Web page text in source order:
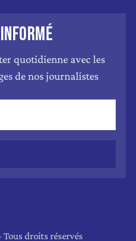
quotidienne avec les
de nos journalistes
droits réservés